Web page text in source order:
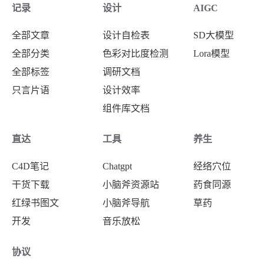
加工炮制
记录
全部文章
全部分类
全部标签
只言片语
设计
设计自检表
色彩对比度检测
调研文档
设计效率
组件库文档
AIGC
SD大模型
Lora模型
直达
C4D笔记
干货下载
红绿书图文
开发
工具
Chatgpt
小脑斧资源站
小脑斧导航
音乐放松
养生
经络穴位
药食同源
草药
协议